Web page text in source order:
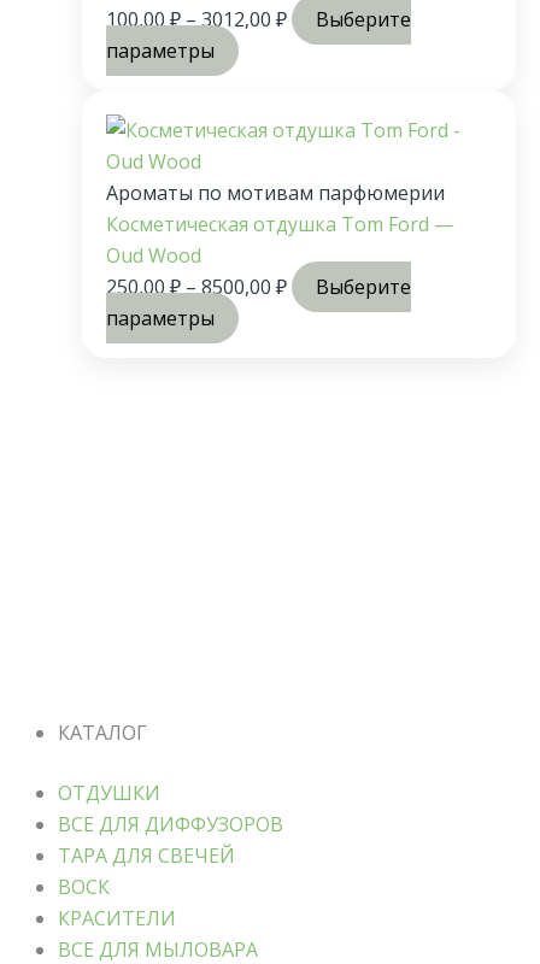
100,00₽–3012,00 ₽
Выберите
параметры
Ароматы по мотивам парфюмерии
Косметическая отдушка Tom Ford —
Oud Wood
250,00₽–8500,00 ₽
Выберите
параметры
КАТАЛОГ
ОТДУШКИ
ВСЕ ДЛЯ ДИФФУЗОРОВ
ТАРА ДЛЯ СВЕЧЕЙ
ВОСК
КРАСИТЕЛИ
ВСЕ ДЛЯ МЫЛОВАРА